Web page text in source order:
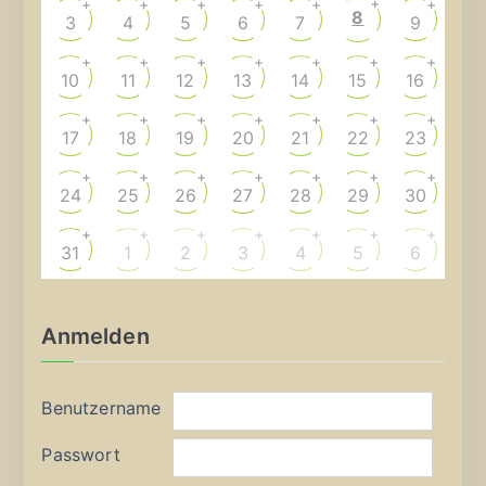
3
+
4
+
5
+
6
+
7
+
8 9
+
10
+
11
+
12
+
13
+
14
+
15
+
16
+
17
+
18
+
19
+
20
+
21
+
22
+
23
+
24
+
25
+
26
+
27
+
28
+
29
+
30
+
31
+
1
+
2
+
3
+
4
+
5
+
6
+
Anmelden
Benutzername
Passwort